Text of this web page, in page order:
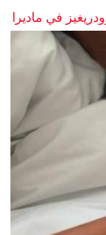
في ماديرا